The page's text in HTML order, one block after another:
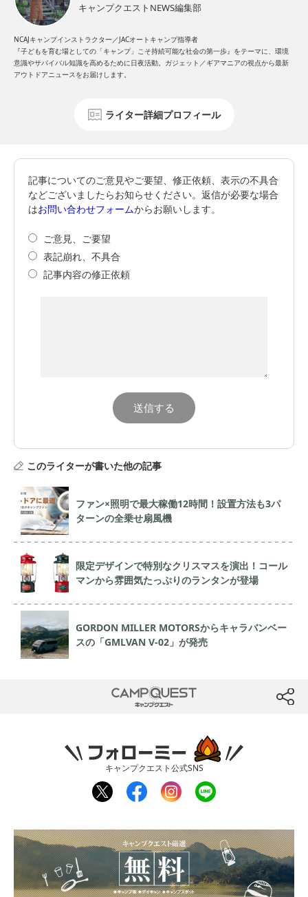
キャンプクエストNEWS編集部
NCAJキャンプインストラクター／JACオートキャンプ指導者
『子どもを育む場としての「キャンプ」こそ持続可能な社会の第一歩』をテーマに、環境
意識やサバイバル知識を高めるために日夜活動。ガジェット／ギアマニアの視点から最新
アウトドアニュースをお届けします。
ライター詳細プロフィール
記事についてのご意見やご要望、修正依頼、表示の不具合
などございましたらお知らせください。返信が必要な場合
はお問い合わせフォームからお願いします。
ご意見、ご要望
表記崩れ、不具合
記事内容の修正依頼
このライターが書いた他の記事
ファン×照明で最大稼働12時間！設置方法も3パ
ターンの全乗せ扇風機
限定デザインで特別なクリスマスを演出！コール
マンから雰囲気たっぷりのランタンが登場
GORDON MILLER MOTORSからキャラバンベー
スの「GMLVAN V-02」が発売
btn
CAMP QUEST
キャンプクエスト公式SNS
twit
ter
fac
ebo
inst
agr
line